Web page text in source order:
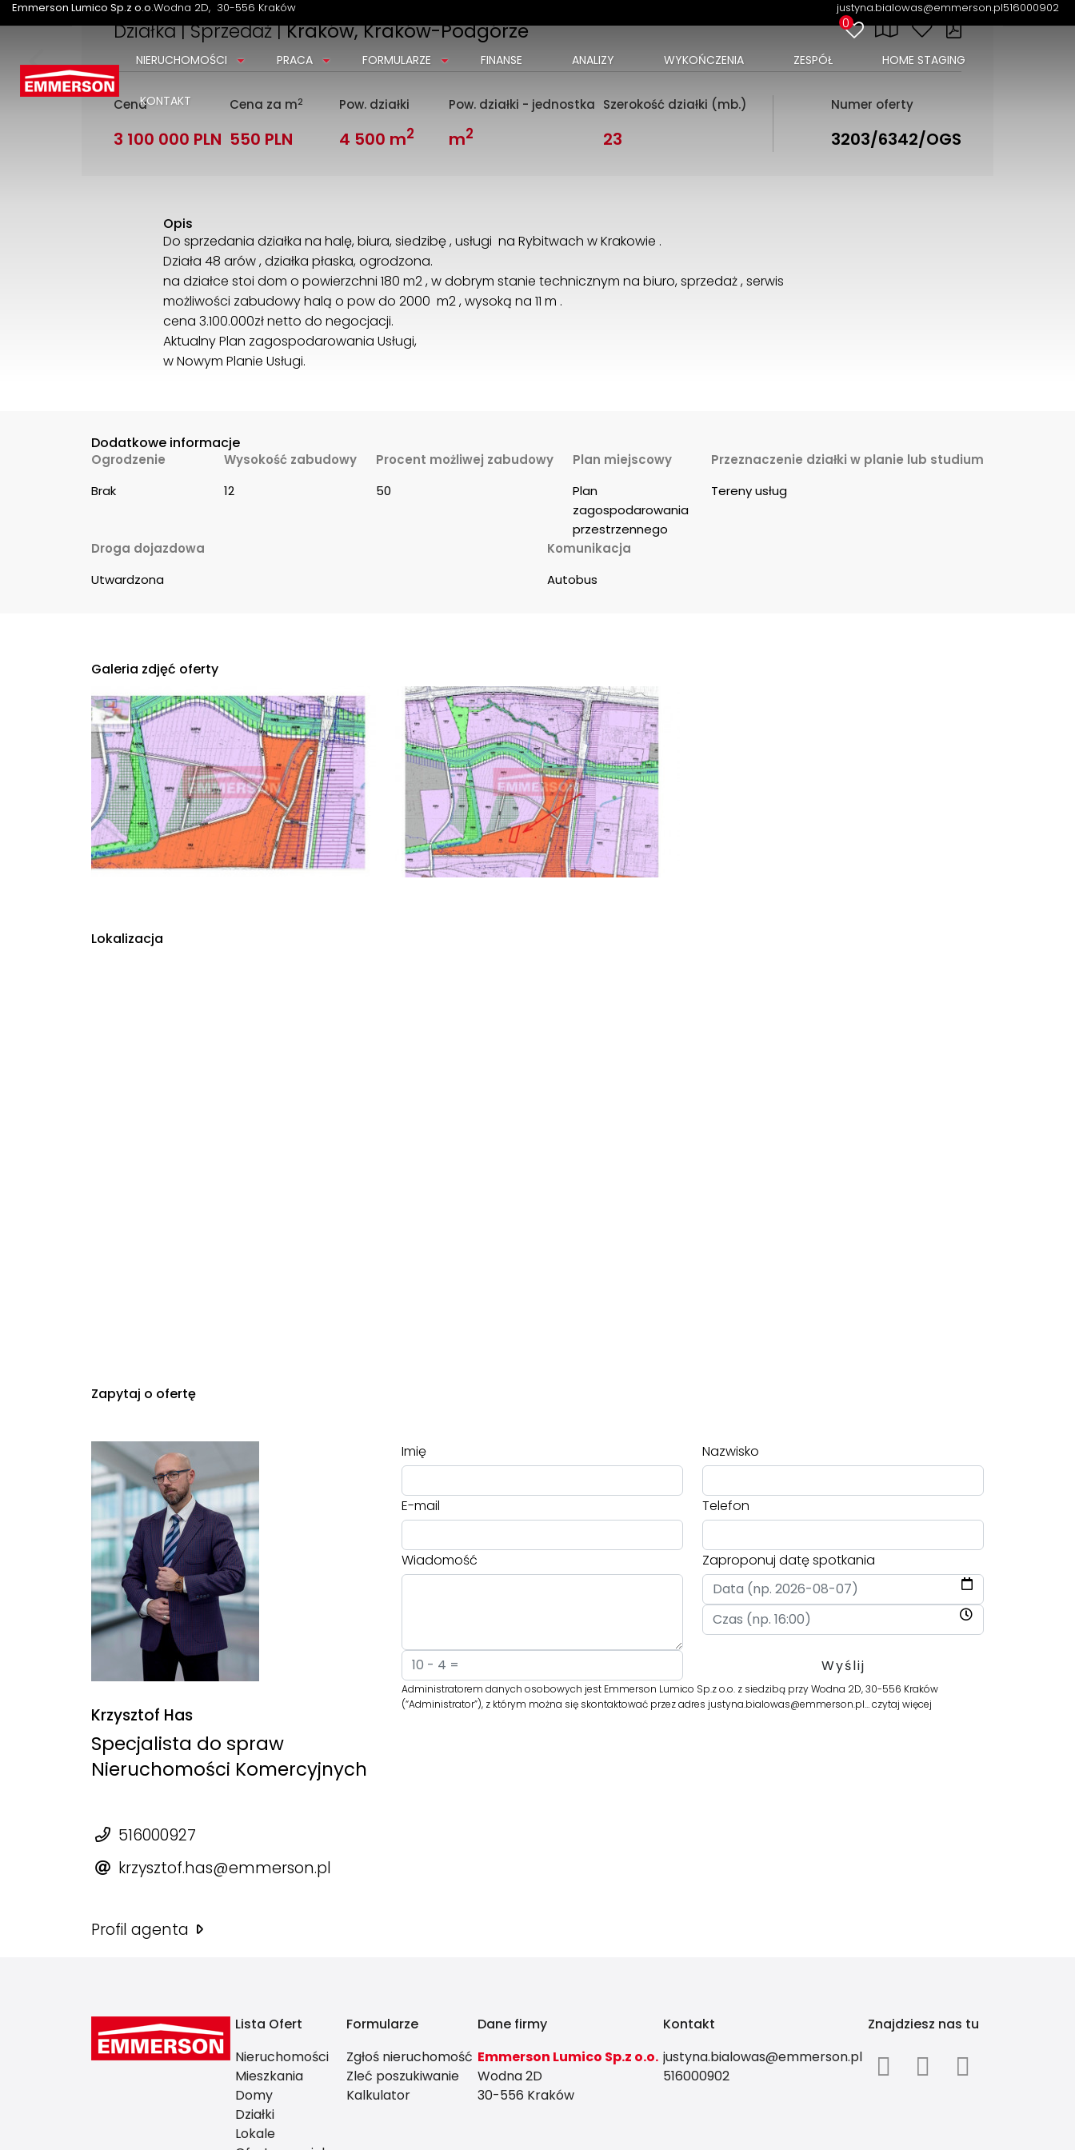
Emmerson Lumico Sp.z o.o.Wodna 2D 30-556 Kraków justyna.bialowas@emmerson.pl516000902
0
NIERUCHOMOŚCI PRACA FORMULARZE FINANSE ANALIZY WYKOŃCZENIA ZESPÓŁ HOME STAGING
KONTAKT
Działka | Sprzedaż |Kraków, Kraków-Podgórze
Cena
3 100 000 PLN
Cena za m2
550 PLN
Pow. działki
4 500 m2
Pow. działki - jednostka
m2
Szerokość działki (mb.)
23
Numer oferty
3203/6342/OGS
Opis
Do sprzedania działka na halę, biura, siedzibę , usługi na Rybitwach w Krakowie .
Działa 48 arów , działka płaska, ogrodzona.
na działce stoi dom o powierzchni 180 m2 , w dobrym stanie technicznym na biuro, sprzedaż , serwis
możliwości zabudowy halą o pow do 2000 m2 , wysoką na 11 m .
cena 3.100.000zł netto do negocjacji.
Aktualny Plan zagospodarowania Usługi,
w Nowym Planie Usługi.
Dodatkowe informacje
Ogrodzenie
Brak
Wysokość zabudowy
12
Procent możliwej zabudowy
50
Plan miejscowy
Plan
zagospodarowania
przestrzennego
Przeznaczenie działki w planie lub studium
Tereny usług
Droga dojazdowa
Utwardzona
Komunikacja
Autobus
Galeria zdjęć oferty
Lokalizacja
Zapytaj o ofertę
Krzysztof Has
Specjalista do spraw
Nieruchomości Komercyjnych
516000927
krzysztof.has@emmerson.pl
Profil agenta
Imię Nazwisko
E-mail Telefon
Wiadomość Zaproponuj datę spotkania
Administratorem danych osobowych jest Emmerson Lumico Sp.z o.o. z siedzibą przy Wodna 2D, 30-556 Kraków
(“Administrator”), z którym można się skontaktować przez adres justyna.bialowas@emmerson.pl…czytaj więcej
Lista Ofert
Nieruchomości
Mieszkania
Domy
Działki
Lokale
Formularze
Zgłoś nieruchomość
Zleć poszukiwanie
Kalkulator
Dane firmy
Emmerson Lumico Sp.z o.o.
Wodna 2D
30-556 Kraków
Kontakt
justyna.bialowas@emmerson.pl
516000902
Znajdziesz nas tu